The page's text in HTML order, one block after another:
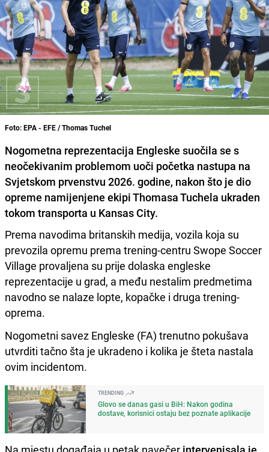
Foto: EPA - EFE / Thomas Tuchel
Nogometna reprezentacija Engleske suočila se s
neočekivanim problemom uoči početka nastupa na
Svjetskom prvenstvu 2026. godine, nakon što je dio
opreme namijenjene ekipi Thomasa Tuchela ukraden
tokom transporta u Kansas City.
Prema navodima britanskih medija, vozila koja su
prevozila opremu prema trening-centru Swope Soccer
Village provaljena su prije dolaska engleske
reprezentacije u grad, a među nestalim predmetima
navodno se nalaze lopte, kopačke i druga trening-
oprema.
Nogometni savez Engleske (FA) trenutno pokušava
utvrditi tačno šta je ukradeno i kolika je šteta nastala
ovim incidentom.
TRENDING
Glovo se danas gasi u BiH: Nakon godina
dostave, korisnici ostaju bez poznate aplikacije